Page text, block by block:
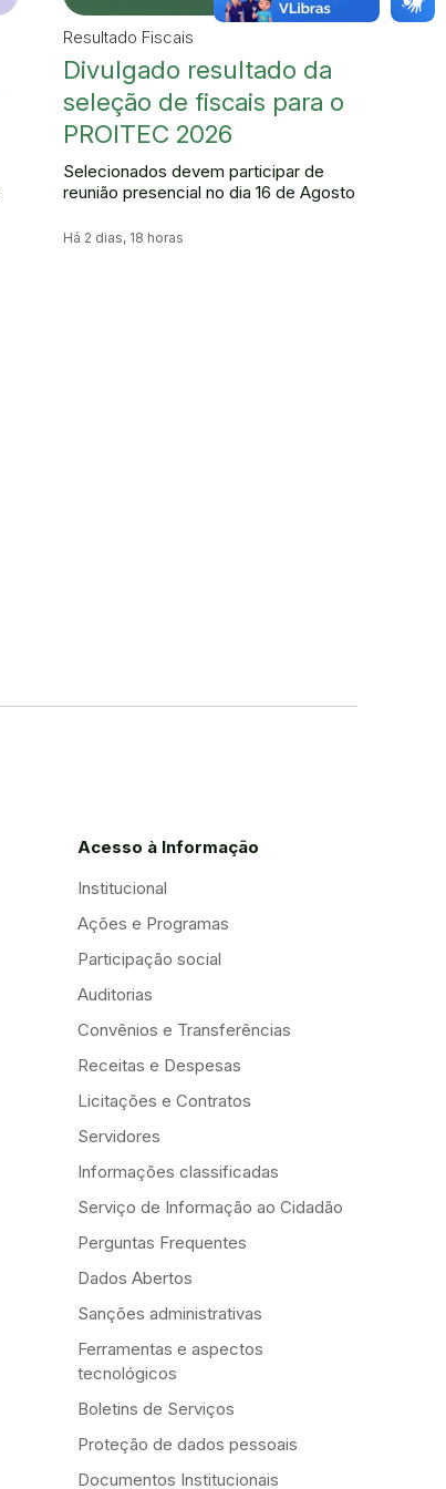
Resultado Fiscais
Divulgado resultado da
seleção de fiscais para o
PROITEC 2026
Selecionados devem participar de
reunião presencial no dia 16 de Agosto
Há 2 dias, 18 horas
Acesso à Informação
Institucional
Ações e Programas
Participação social
Auditorias
Convênios e Transferências
Receitas e Despesas
Licitações e Contratos
Servidores
Informações classificadas
Serviço de Informação ao Cidadão
Perguntas Frequentes
Dados Abertos
Sanções administrativas
Ferramentas e aspectos
tecnológicos
Boletins de Serviços
Proteção de dados pessoais
Documentos Institucionais